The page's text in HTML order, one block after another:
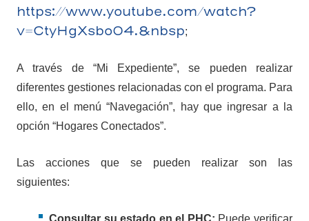
https://www.youtube.com/watch?
v=CtyHgXsboO4.&nbsp;
A través de “Mi Expediente”, se pueden realizar
diferentes gestiones relacionadas con el programa. Para
ello, en el menú “Navegación”, hay que ingresar a la
opción “Hogares Conectados”.
Las acciones que se pueden realizar son las
siguientes:
Consultar su estado en el PHC: Puede verificar